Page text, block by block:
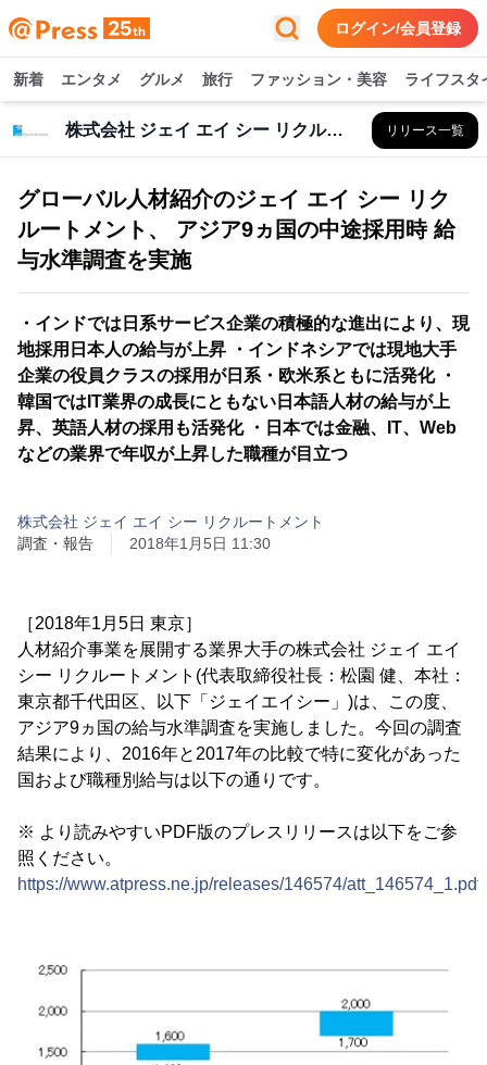
ログイン/会員登録
新着 エンタメ グルメ 旅行 ファッション・美容 ライフスタ
株式会社 ジェイ エイ シー リクルートメント リリース一覧
グローバル人材紹介のジェイ エイ シー リク
ルートメント、 アジア9ヵ国の中途採用時 給
与水準調査を実施
・インドでは日系サービス企業の積極的な進出により、現
地採用日本人の給与が上昇 ・インドネシアでは現地大手
企業の役員クラスの採用が日系・欧米系ともに活発化 ・
韓国ではIT業界の成長にともない日本語人材の給与が上
昇、英語人材の採用も活発化 ・日本では金融、IT、Web
などの業界で年収が上昇した職種が目立つ
株式会社 ジェイ エイ シー リクルートメント
調査・報告
2018年1月5日 11:30
［2018年1月5日 東京］
人材紹介事業を展開する業界大手の株式会社 ジェイ エイ
シー リクルートメント(代表取締役社長：松園 健、本社：
東京都千代田区、以下「ジェイエイシー」)は、この度、
アジア9ヵ国の給与水準調査を実施しました。今回の調査
結果により、2016年と2017年の比較で特に変化があった
国および職種別給与は以下の通りです。
※ より読みやすいPDF版のプレスリリースは以下をご参
照ください。
https://www.atpress.ne.jp/releases/146574/att_146574_1.pdf